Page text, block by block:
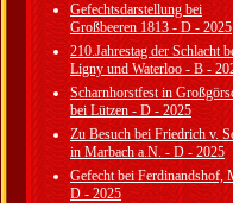
Gefechtsdarstellung bei
Großbeeren 1813 - D - 2025
210.Jahrestag der Schlacht
Ligny und Waterloo - B -
Scharnhorstfest in
bei Lützen - D - 2025
Zu Besuch bei Friedrich v.
in Marbach a.N. - D - 2025
Gefecht bei Ferdinandshof,
D - 2025